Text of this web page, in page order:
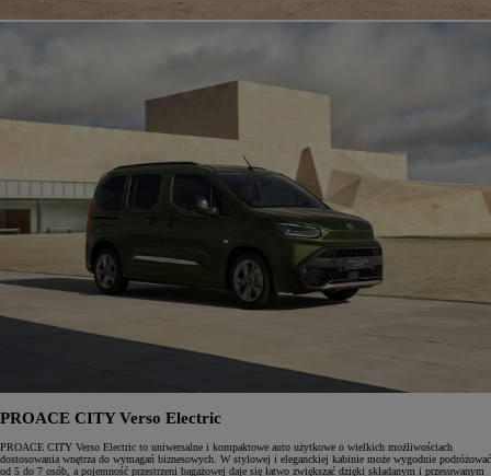
PROACE CITY Verso Electric
PROACE CITY Verso Electric to uniwersalne i kompaktowe auto użytkowe o wielkich możliwościach
dostosowania wnętrza do wymagań biznesowych. W stylowej i eleganckiej kabinie może wygodnie podróżować
od 5 do 7 osób, a pojemność przestrzeni bagażowej daje się łatwo zwiększać dzięki składanym i przesuwanym